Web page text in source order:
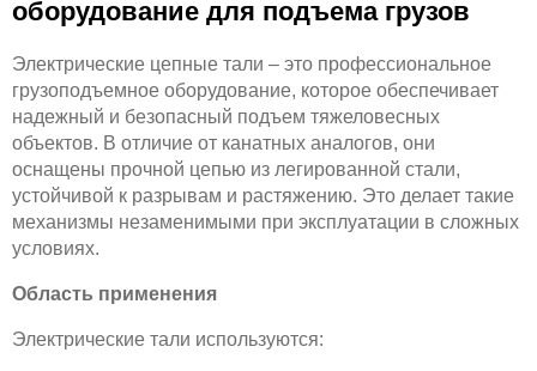
оборудование для подъема грузов
Электрические цепные тали – это профессиональное
грузоподъемное оборудование, которое обеспечивает
надежный и безопасный подъем тяжеловесных
объектов. В отличие от канатных аналогов, они
оснащены прочной цепью из легированной стали,
устойчивой к разрывам и растяжению. Это делает такие
механизмы незаменимыми при эксплуатации в сложных
условиях.
Область применения
Электрические тали используются: